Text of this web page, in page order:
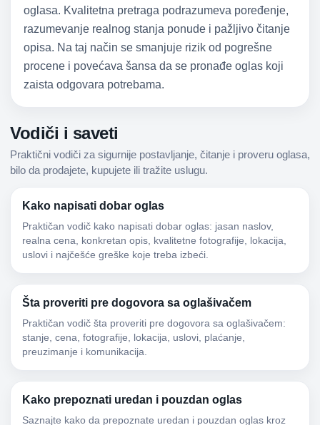
oglasa. Kvalitetna pretraga podrazumeva poređenje,
razumevanje realnog stanja ponude i pažljivo čitanje
opisa. Na taj način se smanjuje rizik od pogrešne
procene i povećava šansa da se pronađe oglas koji
zaista odgovara potrebama.
Vodiči i saveti
Praktični vodiči za sigurnije postavljanje, čitanje i proveru oglasa,
bilo da prodajete, kupujete ili tražite uslugu.
Kako napisati dobar oglas
Praktičan vodič kako napisati dobar oglas: jasan naslov,
realna cena, konkretan opis, kvalitetne fotografije, lokacija,
uslovi i najčešće greške koje treba izbeći.
Šta proveriti pre dogovora sa oglašivačem
Praktičan vodič šta proveriti pre dogovora sa oglašivačem:
stanje, cena, fotografije, lokacija, uslovi, plaćanje,
preuzimanje i komunikacija.
Kako prepoznati uredan i pouzdan oglas
Saznajte kako da prepoznate uredan i pouzdan oglas kroz